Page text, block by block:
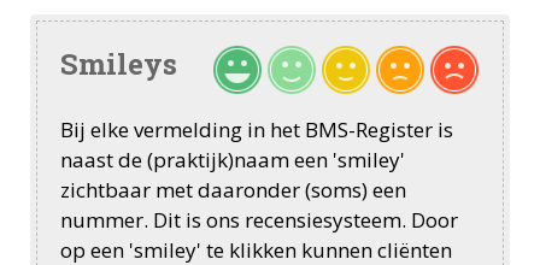
Smileys
Bij elke vermelding in het BMS-Register is
naast de (praktijk)naam een 'smiley'
zichtbaar met daaronder (soms) een
nummer. Dit is ons recensiesysteem. Door
op een 'smiley' te klikken kunnen cliënten